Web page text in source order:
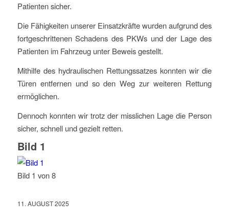
Patienten sicher.
Die Fähigkeiten unserer Einsatzkräfte wurden aufgrund des
fortgeschrittenen Schadens des PKWs und der Lage des
Patienten im Fahrzeug unter Beweis gestellt.
Mithilfe des hydraulischen Rettungssatzes konnten wir die
Türen entfernen und so den Weg zur weiteren Rettung
ermöglichen.
Dennoch konnten wir trotz der misslichen Lage die Person
sicher, schnell und gezielt retten.
Bild 1
Bild 1 von 8
11. AUGUST 2025